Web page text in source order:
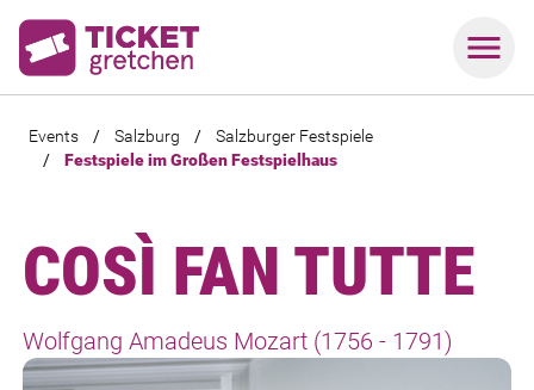
Events / Salzburg /
Salzburger Festspiele
/
Festspiele im Großen Festspielhaus
COSÌ FAN TUTTE
Wolfgang Amadeus Mozart (1756 - 1791)